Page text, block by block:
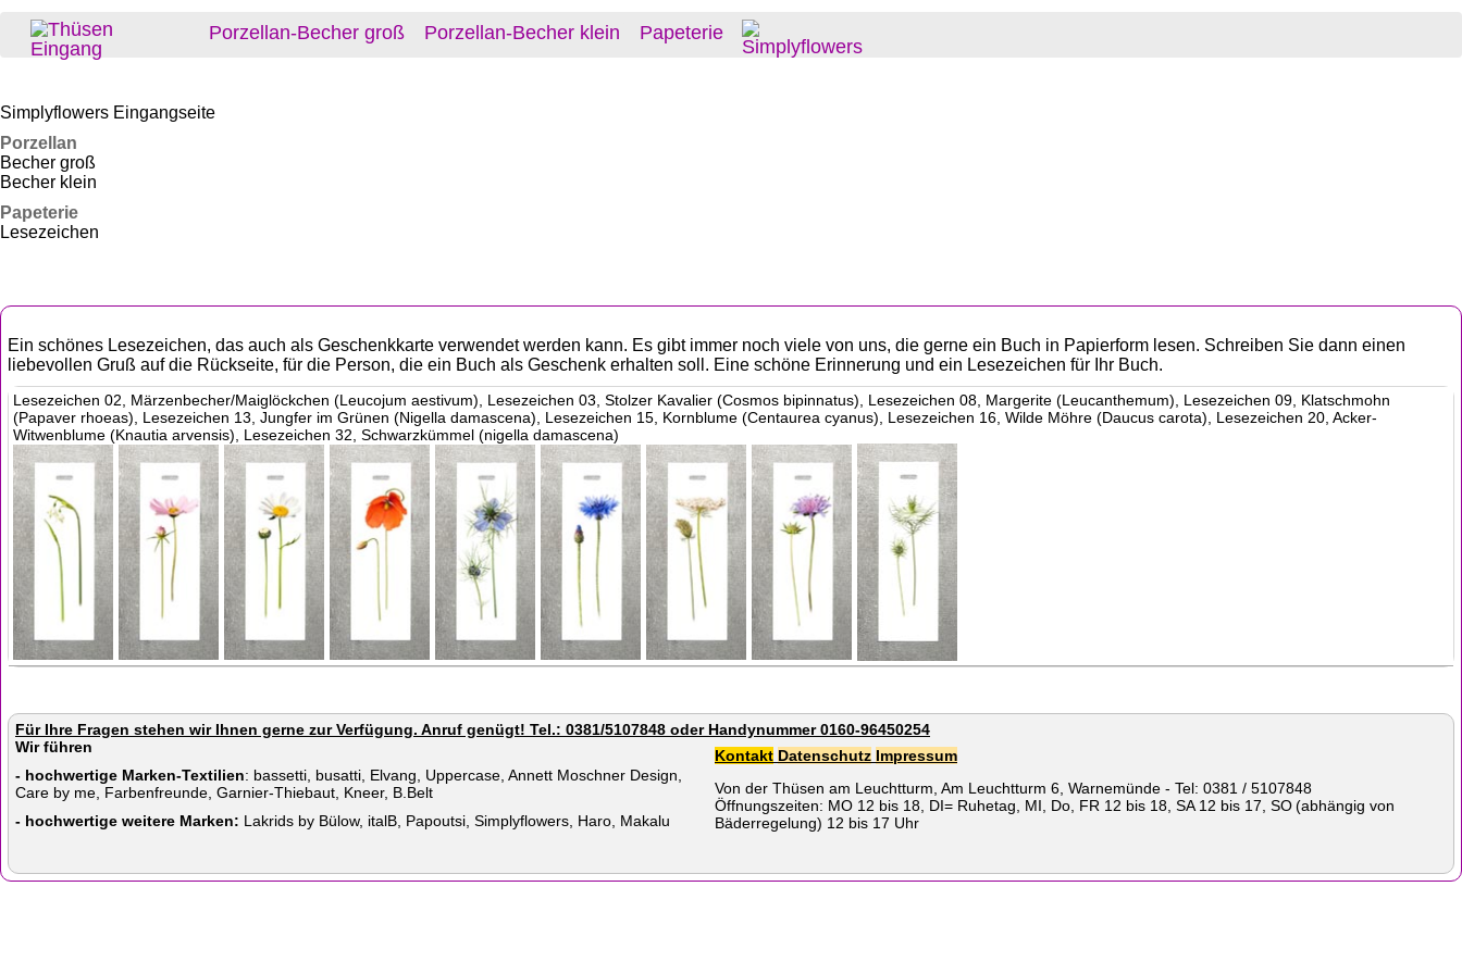
Porzellan-Becher groß Porzellan-Becher klein Papeterie
Simplyflowers Eingangseite
Porzellan
Becher groß
Becher klein
Papeterie
Lesezeichen
Ein schönes Lesezeichen, das auch als Geschenkkarte verwendet werden kann. Es gibt immer noch viele von uns, die gerne ein Buch in Papierform lesen. Schreiben Sie dann einen
liebevollen Gruß auf die Rückseite, für die Person, die ein Buch als Geschenk erhalten soll. Eine schöne Erinnerung und ein Lesezeichen für Ihr Buch.
Lesezeichen 02, Märzenbecher/Maiglöckchen (Leucojum aestivum), Lesezeichen 03, Stolzer Kavalier (Cosmos bipinnatus), Lesezeichen 08, Margerite (Leucanthemum), Lesezeichen 09, Klatschmohn
(Papaver rhoeas), Lesezeichen 13, Jungfer im Grünen (Nigella damascena), Lesezeichen 15, Kornblume (Centaurea cyanus), Lesezeichen 16, Wilde Möhre (Daucus carota), Lesezeichen 20, Acker-
Witwenblume (Knautia arvensis), Lesezeichen 32, Schwarzkümmel (nigella damascena)
Für Ihre Fragen stehen wir Ihnen gerne zur Verfügung. Anruf genügt! Tel.: 0381/5107848 oder Handynummer 0160-96450254
Wir führen
- hochwertige Marken-Textilien: bassetti, busatti, Elvang, Uppercase, Annett Moschner Design,
Care by me, Farbenfreunde, Garnier-Thiebaut, Kneer, B.Belt
- hochwertige weitere Marken: Lakrids by Bülow, italB, Papoutsi, Simplyflowers, Haro, Makalu
Kontakt Datenschutz Impressum
Von der Thüsen am Leuchtturm, Am Leuchtturm 6, Warnemünde - Tel: 0381 / 5107848
Öffnungszeiten: MO 12 bis 18, DI= Ruhetag, MI, Do, FR 12 bis 18, SA 12 bis 17, SO(abhängig von
Bäderregelung) 12 bis 17 Uhr